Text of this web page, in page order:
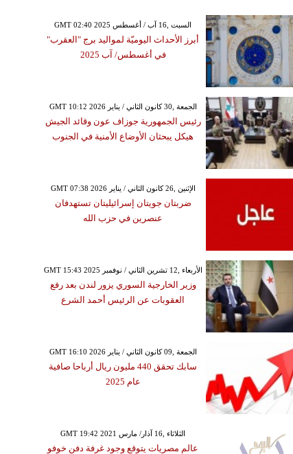
GMT 02:40 2025 السبت ,16 آب / أغسطس
أبرز الأحداث اليوميّة لمواليد برج "العقرب"
في أغسطس/ آب 2025
GMT 10:12 2026 الجمعة ,30 كانون الثاني / يناير
رئيس الجمهورية جوزاف عون وقائد الجيش
هيكل يبحثان الأوضاع الأمنية في الجنوب
GMT 07:38 2026 الإثنين ,26 كانون الثاني / يناير
ضربتان جويتان إسرائيليتان تستهدفان
عنصرين في حزب الله
GMT 15:43 2025 الأربعاء ,12 تشرين الثاني / نوفمبر
وزير الخارجية السوري يزور لندن بعد رفع
العقوبات عن الرئيس أحمد الشرع
GMT 16:10 2026 الجمعة ,09 كانون الثاني / يناير
سابك تحقق 440 مليون ريال أرباحا صافية
عام 2025
GMT 19:42 2021 الثلاثاء ,16 آذار/ مارس
عالم مصريات يتوقع وجود غرفة دفن خوفو